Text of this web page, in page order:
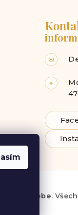
✉
⌖
pro tebe.